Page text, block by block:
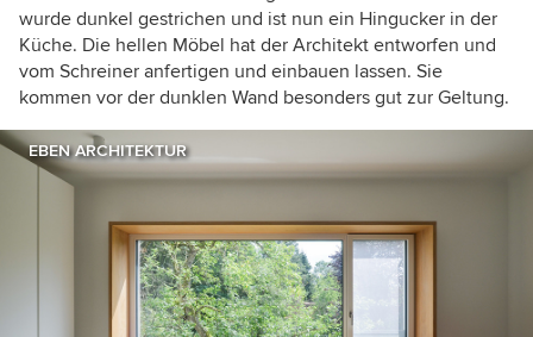
wurde dunkel gestrichen und ist nun ein Hingucker in der
Küche. Die hellen Möbel hat der Architekt entworfen und
vom Schreiner anfertigen und einbauen lassen. Sie
kommen vor der dunklen Wand besonders gut zur Geltung.
EBEN ARCHITEKTUR